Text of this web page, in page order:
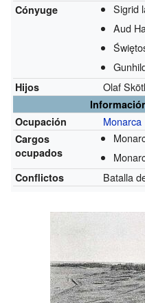
Cónyuge
Sigrid
Aud
Hijos Olaf
Ocupación
Monarca
Cargos
ocupados
Conflictos Batalla